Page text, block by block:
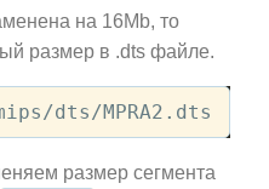
на 16Mb, то
размер в .dts файле.
размер сегмента